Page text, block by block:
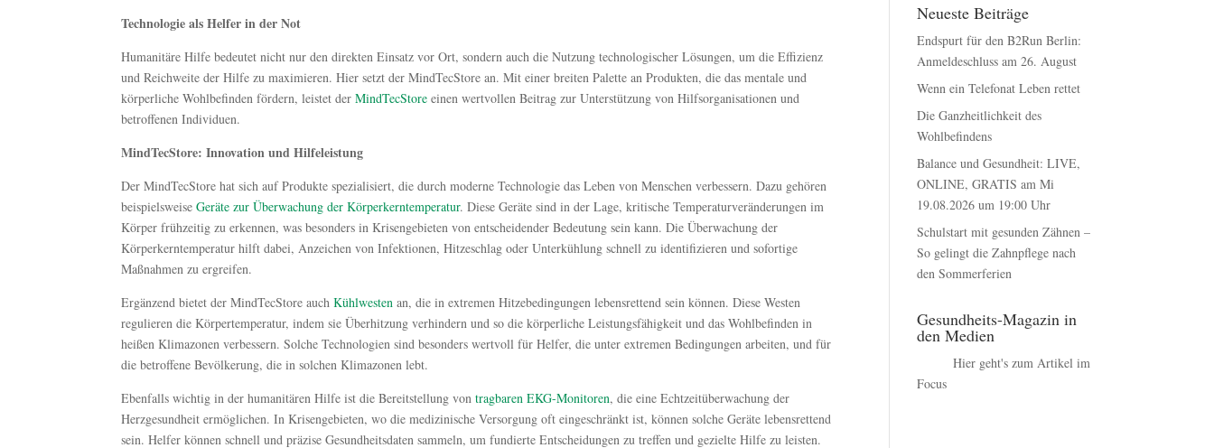
Technologie als Helfer in der Not
Humanitäre Hilfe bedeutet nicht nur den direkten Einsatz vor Ort, sondern auch die Nutzung technologischer Lösungen, um die Effizienz
und Reichweite der Hilfe zu maximieren. Hier setzt der MindTecStore an. Mit einer breiten Palette an Produkten, die das mentale und
körperliche Wohlbefinden fördern, leistet derMindTecStore einen wertvollen Beitrag zur Unterstützung von Hilfsorganisationen und
betroffenen Individuen.
MindTecStore: Innovation und Hilfeleistung
Der MindTecStore hat sich auf Produkte spezialisiert, die durch moderne Technologie das Leben von Menschen verbessern. Dazu gehören
beispielsweiseGeräte zur Überwachung der Körperkerntemperatur. Diese Geräte sind in der Lage, kritische Temperaturveränderungen im
Körper frühzeitig zu erkennen, was besonders in Krisengebieten von entscheidender Bedeutung sein kann. Die Überwachung der
Körperkerntemperatur hilft dabei, Anzeichen von Infektionen, Hitzeschlag oder Unterkühlung schnell zu identifizieren und sofortige
Maßnahmen zu ergreifen.
Ergänzend bietet der MindTecStore auchKühlwesten an, die in extremen Hitzebedingungen lebensrettend sein können. Diese Westen
regulieren die Körpertemperatur, indem sie Überhitzung verhindern und so die körperliche Leistungsfähigkeit und das Wohlbefinden in
heißen Klimazonen verbessern. Solche Technologien sind besonders wertvoll für Helfer, die unter extremen Bedingungen arbeiten, und für
die betroffene Bevölkerung, die in solchen Klimazonen lebt.
Ebenfalls wichtig in der humanitären Hilfe ist die Bereitstellung vontragbaren EKG-Monitoren, die eine Echtzeitüberwachung der
Herzgesundheit ermöglichen. In Krisengebieten, wo die medizinische Versorgung oft eingeschränkt ist, können solche Geräte lebensrettend
sein. Helfer können schnell und präzise Gesundheitsdaten sammeln, um fundierte Entscheidungen zu treffen und gezielte Hilfe zu leisten.
Neueste Beiträge
Endspurt für den B2Run Berlin:
Anmeldeschluss am 26. August
Wenn ein Telefonat Leben rettet
Die Ganzheitlichkeit des
Wohlbefindens
Balance und Gesundheit: LIVE,
ONLINE, GRATIS am Mi
19.08.2026 um 19:00 Uhr
Schulstart mit gesunden Zähnen –
So gelingt die Zahnpflege nach
den Sommerferien
Gesundheits-Magazin in
den Medien
Hier geht's zum Artikel im
Focus